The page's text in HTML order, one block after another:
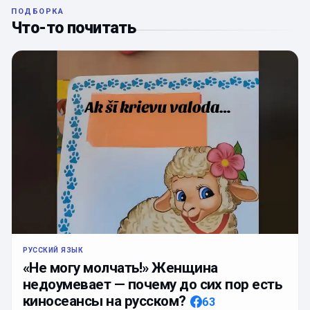
ПОДБОРКА
Что-то почитать
РУССКИЙ ЯЗЫК
«Не могу молчать!» Женщина
недоумевает — почему до сих пор есть
киносеансы на русском?
63